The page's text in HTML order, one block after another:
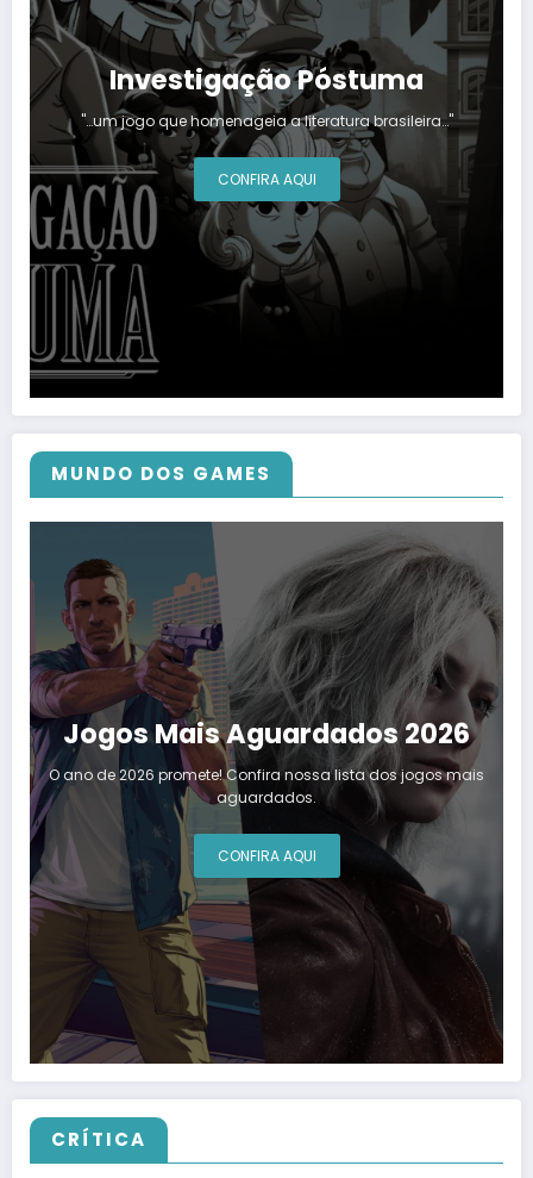
Investigação Póstuma
"…um jogo que homenageia a literatura brasileira…"
CONFIRA AQUI
MUNDO DOS GAMES
Jogos Mais Aguardados 2026
O ano de 2026 promete! Confira nossa lista dos jogos mais
aguardados.
CONFIRA AQUI
CRÍTICA